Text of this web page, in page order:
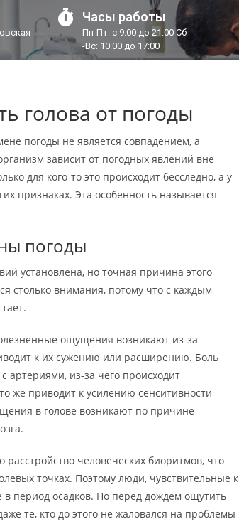
Часы работы
Пн-Пт: с 9:00 до 21:00 Сб
-Вс: 10:00 до 17:00
голова от погоды
погоды не является совпадением, а
зависит от погодных явлений вне
для кого-то это происходит бесследно, а у
признаках. Эта особенность называется
погоды
установлена, но точная причина этого
столько внимания, потому что с каждым
ощущения возникают из-за
к их сужению или расширению. Боль
артериями, из-за чего происходит
же приводит к усилению сенситивности
в голове возникают по причине
человеческих биоритмов, что
точках. Поэтому люди, чувствительные к
период осадков. Но перед дождем ощутить
те, кто до этого не жаловался на проблемы